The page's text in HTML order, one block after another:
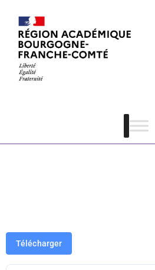
PAF 21-
Collège au
cinéma
Télécharger